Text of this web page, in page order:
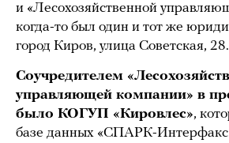
и «Лесохозяйственной
когда-то был один и тот же
город Киров, улица Советская, 28.
Соучредителем
управляющей компании» в
было КОГУП «Кировлес»,
базе данных «СПАРК-